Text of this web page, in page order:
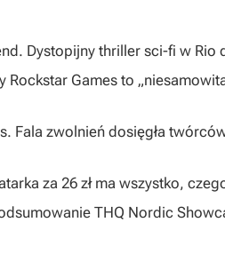
Dystopijny thriller sci-fi w Rio
Games to
Fala zwolnień dosięgła
za 26 zł ma wszystko,
THQ Nordic